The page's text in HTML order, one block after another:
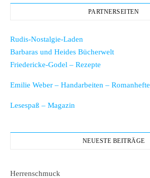
PARTNERSEITEN
Rudis-Nostalgie-Laden
Barbaras und Heides Bücherwelt
Friedericke-Godel – Rezepte
Emilie Weber – Handarbeiten – Romanhefte
Lesespaß – Magazin
NEUESTE BEITRÄGE
Herrenschmuck